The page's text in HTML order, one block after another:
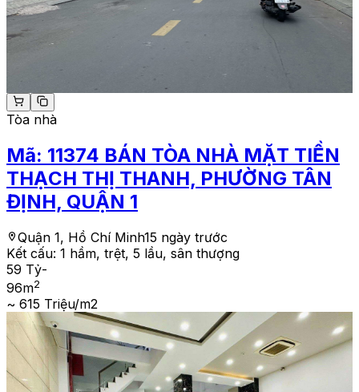
Tòa nhà
Mã: 11374 BÁN TÒA NHÀ MẶT TIỀN
THẠCH THỊ THANH, PHƯỜNG TÂN
ĐỊNH, QUẬN 1
Quận 1, Hồ Chí Minh15 ngày trước
Kết cấu: 1 hầm, trệt, 5 lầu, sân thượng
59 Tỷ-
96m2
~ 615 Triệu/m2